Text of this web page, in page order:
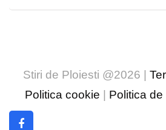
Stiri de Ploiesti @2026 |
Politica cookie
Politica